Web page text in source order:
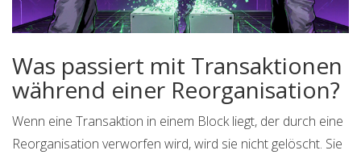
Was passiert mit Transaktionen
während einer Reorganisation?
Wenn eine Transaktion in einem Block liegt, der durch eine
Reorganisation verworfen wird, wird sie nicht gelöscht. Sie